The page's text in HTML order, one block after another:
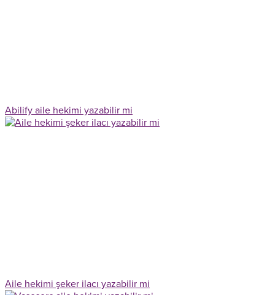
Abilify aile hekimi yazabilir mi
Aile hekimi şeker ilacı yazabilir mi